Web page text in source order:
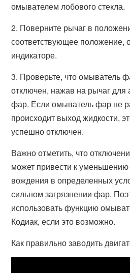
омывателем лобового стекла.
2. Поверните рычаг в
соответствующее положение,
индикаторе.
3. Проверьте, что омыватель
отключен, нажав на рычаг для
фар. Если омыватель фар не
происходит выход жидкости,
успешно отключен.
Важно отметить, что
может привести к уменьшению
вождения в определенных
сильном загрязнении фар.
использовать функцию
Кодиак, если это возможно.
Как правильно заводить